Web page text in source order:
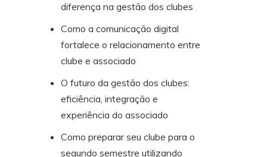
diferença na gestão dos clubes
Como a comunicação digital
fortalece o relacionamento entre
clube e associado
O futuro da gestão dos clubes:
eficiência, integração e
experiência do associado
Como preparar seu clube para o
segundo semestre utilizando